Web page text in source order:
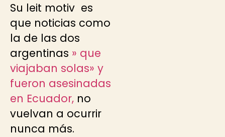
Su leit motiv es
que noticias como
la de las dos
argentinas » que
viajaban solas» y
fueron asesinadas
en Ecuador, no
vuelvan a ocurrir
nunca más.